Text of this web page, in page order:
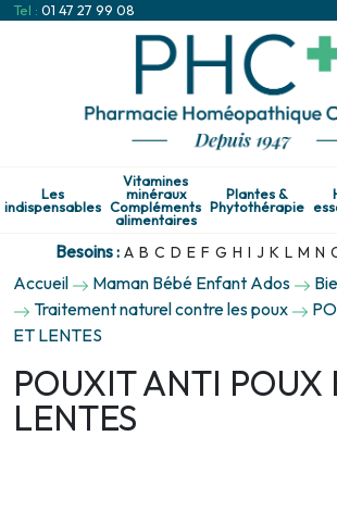
Tel : 01 47 27 99 08
Les
indispensables
Vitamines
minéraux
Compléments
alimentaires
Plantes &
Phytothérapie
Besoins : A B C D E F G H I J K L M N
Accueil Maman Bébé Enfant Ados
Traitement naturel contre les poux
ET LENTES
POUXIT ANTI POUX
LENTES